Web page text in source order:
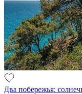
Два побережья: